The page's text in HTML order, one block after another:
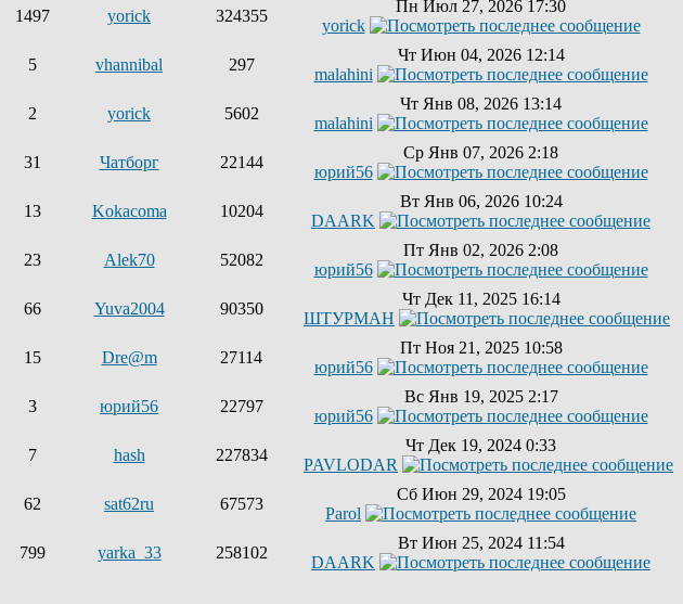
1497 yorick 324355
Пн Июл 27, 2026 17:30
yorick
5 vhannibal 297
Чт Июн 04, 2026 12:14
malahini
2 yorick 5602
Чт Янв 08, 2026 13:14
malahini
31 Чатборг 22144
Ср Янв 07, 2026 2:18
юрий56
13 Kokacoma 10204
Вт Янв 06, 2026 10:24
DAARK
23 Alek70 52082
Пт Янв 02, 2026 2:08
юрий56
66 Yuva2004 90350
Чт Дек 11, 2025 16:14
ШТУРМАН
15 Dre@m 27114
Пт Ноя 21, 2025 10:58
юрий56
3 юрий56 22797
Вс Янв 19, 2025 2:17
юрий56
7 hash 227834
Чт Дек 19, 2024 0:33
PAVLODAR
62 sat62ru 67573
Сб Июн 29, 2024 19:05
Parol
799 yarka_33 258102
Вт Июн 25, 2024 11:54
DAARK